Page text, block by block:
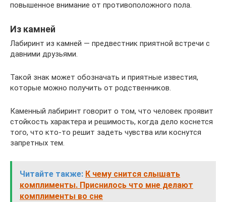
повышенное внимание от противоположного пола.
Из камней
Лабиринт из камней — предвестник приятной встречи с
давними друзьями.
Такой знак может обозначать и приятные известия,
которые можно получить от родственников.
Каменный лабиринт говорит о том, что человек проявит
стойкость характера и решимость, когда дело коснется
того, что кто-то решит задеть чувства или коснутся
запретных тем.
Читайте также: К чему снится слышать
комплименты. Приснилось что мне делают
комплименты во сне